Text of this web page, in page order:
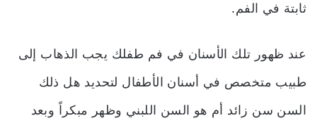
ثابتة في الفم.
عند ظهور تلك الأسنان في فم طفلك يجب الذهاب إلى
طبيب متخصص في أسنان الأطفال لتحديد هل ذلك
السن سن زائد أم هو السن اللبني وظهر مبكراً وبعد